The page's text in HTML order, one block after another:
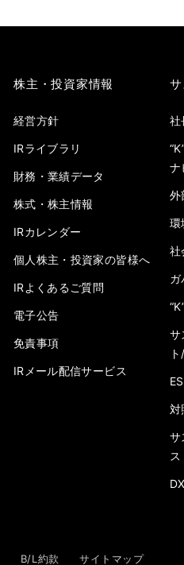
株主・投資家情報
経営方針
IRライブラリ
財務・業績データ
株式・株主情報
IRカレンダー
個人株主・投資家の皆様へ
IRよくあるご質問
電子公告
免責事項
IRメール配信サービス
社
ナ
外
環
社
ガ
サ
対
サ
ス
B/L約款 サイトマップ